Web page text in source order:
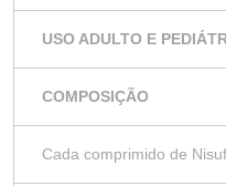
USO ADULTO E
COMPOSIÇÃO
Cada comprimido de